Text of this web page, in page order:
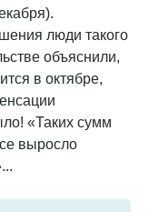
люди такого
объяснили,
в октябре,
«Таких сумм
выросло